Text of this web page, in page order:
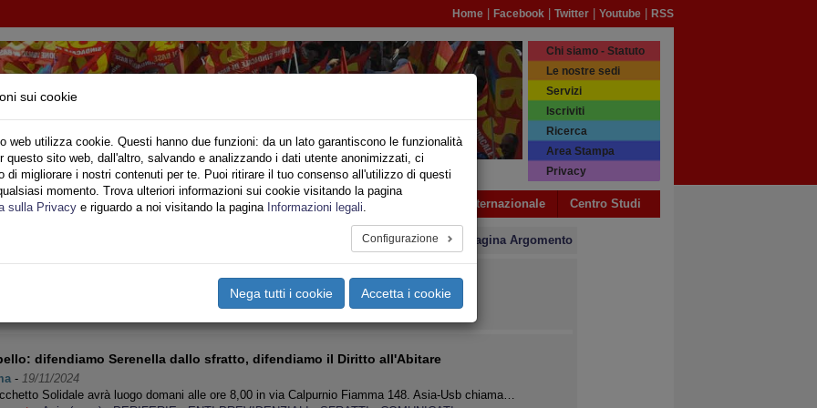
Home Facebook Twitter Youtube RSS
INQUILINI E ABITANTI
Chi siamo - Statuto
Le nostre sedi
Servizi
Iscriviti
Ricerca
Area Stampa
Privacy
Privato Territori Sociale Speciali Multimedia Internazionale Centro Studi
» Pagina Argomento
Pagina 4 di 17
5 6 7 8 9 10 > >>
difendiamo Serenella dallo sfratto, difendiamo il Diritto all'Abitare
- 19/11/2024
Solidale avrà luogo domani alle ore 8,00 in via Calpurnio Fiamma 148. Asia-Usb chiama…
sui cookie
web utilizza cookie. Questi hanno due funzioni: da un lato garantiscono le funzionalità
questo sito web, dall'altro, salvando e analizzando i dati utente anonimizzati, ci
di migliorare i nostri contenuti per te. Puoi ritirare il tuo consenso all'utilizzo di questi
momento. Trova ulteriori informazioni sui cookie visitando la pagina
sulla Privacy e riguardo a noi visitando la pagina Informazioni legali.
Configurazione
Nega tutti i cookie Accetta i cookie